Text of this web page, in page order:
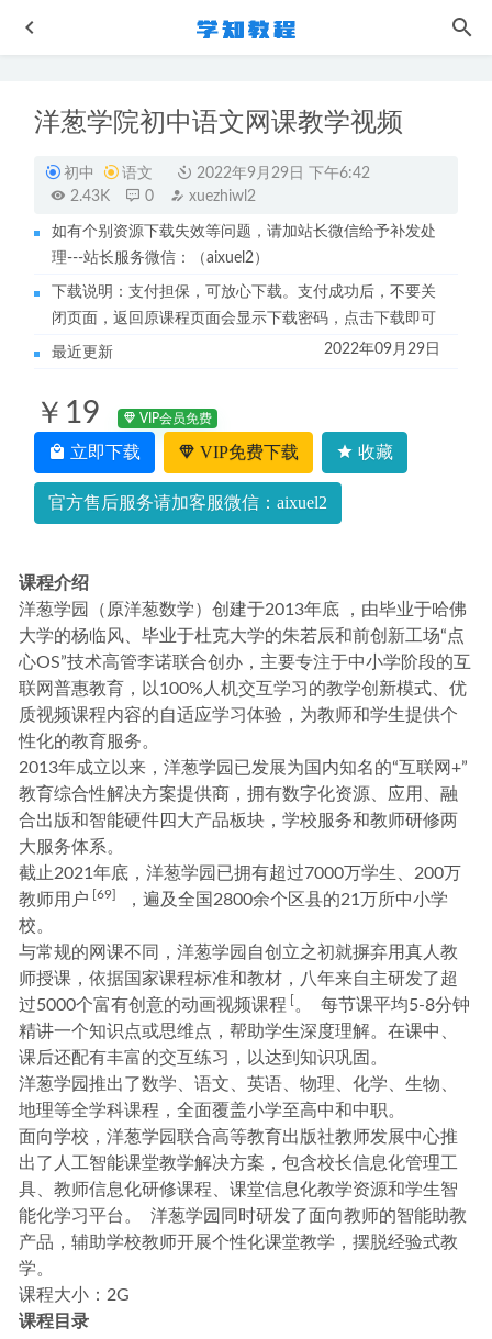
洋葱学院初中语文网课教学视频
初中 语文
2022年9月29日 下午6:42
2.43K
0 xuezhiwl2
如有个别资源下载失效等问题，请加站长微信给予补发处
理---站长服务微信：（aixuel2）
下载说明：支付担保，可放心下载。支付成功后，不要关
闭页面，返回原课程页面会显示下载密码，点击下载即可
最近更新 2022年09月29日
￥19 VIP会员免费
立即下载 VIP免费下载 收藏
官方售后服务请加客服微信：aixuel2
课程介绍
洋葱学园（原洋葱数学）创建于2013年底 ，由毕业于哈佛
大学的杨临风、毕业于杜克大学的朱若辰和前创新工场“点
心OS”技术高管李诺联合创办，主要专注于中小学阶段的互
联网普惠教育，以100%人机交互学习的教学创新模式、优
质视频课程内容的自适应学习体验，为教师和学生提供个
性化的教育服务。
2013年成立以来，洋葱学园已发展为国内知名的“互联网+”
教育综合性解决方案提供商，拥有数字化资源、应用、融
合出版和智能硬件四大产品板块，学校服务和教师研修两
大服务体系。
截止2021年底，洋葱学园已拥有超过7000万学生、200万
教师用户 [69]
，遍及全国2800余个区县的21万所中小学
校。
与常规的网课不同，洋葱学园自创立之初就摒弃用真人教
师授课，依据国家课程标准和教材，
八年来自主研发了超
过5000个富有创意的动画视频课程 [。 每节课平均5-8分钟
精讲一个知识点或思维点，帮助学生深度理解。在课中、
课后还配有丰富的交互练习，以达到知识巩固。
洋葱学园推出了数学 语文 英语 物理 化学 生物
地理等全学科课程，全面覆盖小学至高中和中职。
面向学校，洋葱学园联合高等教育出版社教师发展中心推
出了人工智能课堂教学解决方案，包含校长信息化管理工
具、教师信息化研修课程、课堂信息化教学资源和学生智
能化学习平台。 洋葱学园同时研发了面向教师的智能助教
产品，辅助学校教师开展个性化课堂教学，摆脱经验式教
学。
课程大小：2G
课程目录
作业帮2023王瑾高三化学a+班23年高考化学二三轮复习寒春
班
2023-06-29
作业帮2023王瑾高三化学a班高考二轮复习视频教程+课堂笔
记寒假班 2023-05-06
2022【橙啦】西医全程班视频教程-西医/考研/试题
计算机二级考证c语言/VB资料教程资源下载（复习视频+真
题模拟+押题卷） 2022-11-19